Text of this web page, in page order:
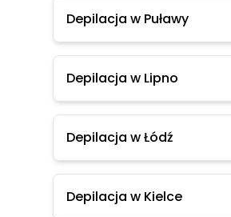
Depilacja w Puławy
Depilacja w Lipno
Depilacja w Łódź
Depilacja w Kielce